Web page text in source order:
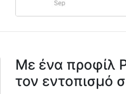
Με ένα προφίλ
τον εντοπισμό